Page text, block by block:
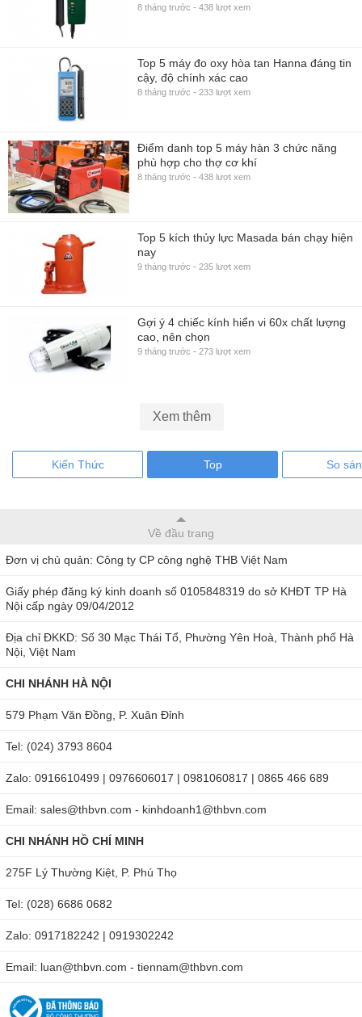
8 tháng trước - 438 lượt xem
Top 5 máy đo oxy hòa tan Hanna đáng tin
cậy, độ chính xác cao
8 tháng trước - 233 lượt xem
Điểm danh top 5 máy hàn 3 chức năng
phù hợp cho thợ cơ khí
8 tháng trước - 438 lượt xem
Top 5 kích thủy lực Masada bán chạy hiện
nay
9 tháng trước - 235 lượt xem
Gợi ý 4 chiếc kính hiển vi 60x chất lượng
cao, nên chọn
9 tháng trước - 273 lượt xem
Xem thêm
Kiến Thức Top So
Về đầu trang
Đơn vị chủ quản: Công ty CP công nghệ THB Việt Nam
Giấy phép đăng ký kinh doanh số 0105848319 do sở KHĐT TP Hà
Nội cấp ngày 09/04/2012
Địa chỉ ĐKKD: Số 30 Mạc Thái Tổ, Phường Yên Hoà, Thành phố Hà
Nội, Việt Nam
CHI NHÁNH HÀ NỘI
579 Phạm Văn Đồng, P. Xuân Đỉnh
Tel: (024) 3793 8604
Zalo: 0916610499 | 0976606017 | 0981060817 | 0865 466 689
Email: sales@thbvn.com - kinhdoanh1@thbvn.com
CHI NHÁNH HỒ CHÍ MINH
275F Lý Thường Kiệt, P. Phú Thọ
Tel: (028) 6686 0682
Zalo: 0917182242 | 0919302242
Email: luan@thbvn.com - tiennam@thbvn.com